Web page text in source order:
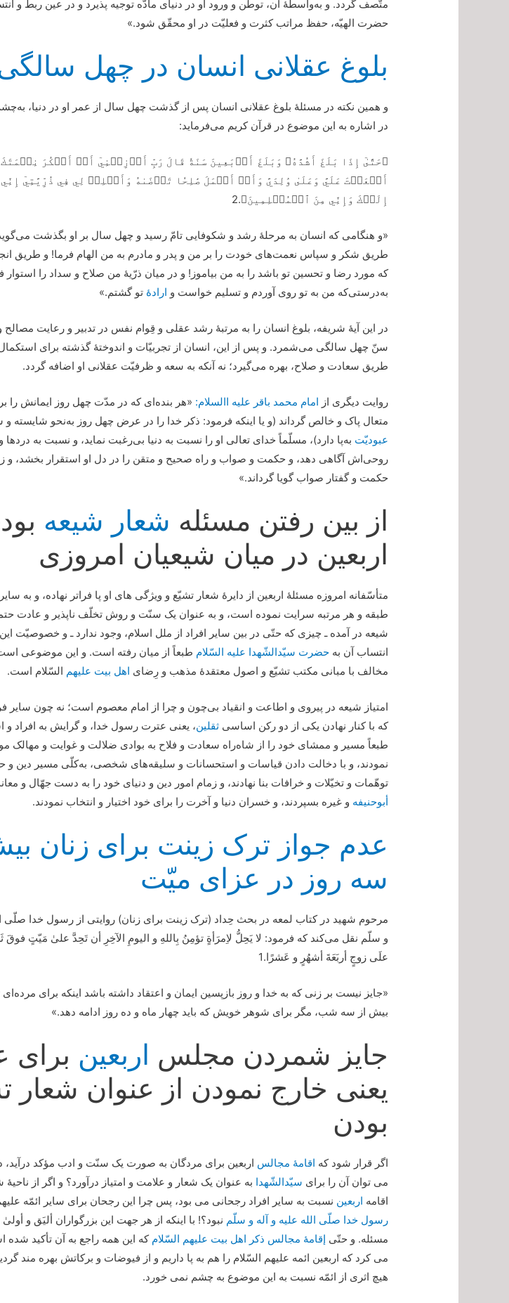
متّصف گردد. و به‌واسطۀ آن، توطّن و ورود او در دنیای مادّه توجیه پذیرد و در عین ربط و
حضرت الهیّه، حفظ مراتب کثرت و فعلیّت در او محقّق شود.»
بلوغ عقلانی انسان در چهل
و همین نکته در مسئلۀ بلوغ عقلانی انسان پس از گذشت چهل سال از عمر او در دنیا،
در اشاره به این موضوع در قرآن کریم می‌فرماید:
﴿حَتَّىٰٓ إِذَا بَلَغَ أَشُدَّهُۥ وَبَلَغَ أَرۡبَعِينَ سَنَةٗ قَالَ رَبِّ أَوۡزِعۡنِيٓ أَنۡ أَشۡكُرَ نِعۡمَتَكَ
أَنۡعَمۡتَ عَلَيَّ وَعَلَىٰ وَٰلِدَيَّ وَأَنۡ أَعۡمَلَ صَٰلِحٗا تَرۡضَىٰهُ وَأَصۡلِحۡ لِي فِي ذُرِّيَّتِيٓ
إِلَيۡكَ وَإِنِّي مِنَ ٱلۡمُسۡلِمِينَ﴾.2
«و هنگامی که انسان به مرحلۀ رشد و شکوفایی تامّ رسید و چهل سال بر او بگذشت می‌گوید:
طریق شکر و سپاس نعمت‌های خودت را بر من و پدر و مادرم به من الهام فرما! و طریق
که مورد رضا و تحسین تو باشد را به من بیاموز! و در میان ذرّیۀ من صلاح و سداد را استوار
به‌درستی‌که من به تو روی آوردم و تسلیم خواست و ارادۀ تو گشتم.»
در این آیۀ شریفه، بلوغ انسان را به مرتبۀ رشد عقلی و قِوام نفس در تدبیر و رعایت مصالح
سنّ چهل سالگی می‌شمرد. و پس از این، انسان از تجربیّات و اندوختۀ گذشته برای
طریق سعادت و صلاح، بهره می‌گیرد؛ نه آنکه به سعه و ظرفیّت عقلانی او اضافه گردد.
روایت دیگری از امام محمد باقر علیه االسلام: «هر بنده‌ای که در مدّت چهل روز ایمانش را
متعال پاک و خالص گرداند (و یا اینکه فرمود: ذکر خدا را در عرض چهل روز به‌نحو شایسته و
عبودیّت به‌پا دارد)، مسلّماً خدای تعالی او را نسبت به دنیا بی‌رغبت نماید، و نسبت به
روحی‌اش آگاهی دهد، و حکمت و صواب و راه صحیح و متقن را در دل او استقرار بخشد، و
حکمت و گفتار صواب گویا گرداند.»
از بین رفتن مسئله شعار شیعه
اربعین در میان شیعیان امروزی
متأسّفانه امروزه مسئلۀ اربعین از دایرۀ شعار تشیّع و ویژگی های او پا فراتر نهاده، و به سایر
طبقه و هر مرتبه سرایت نموده است، و به عنوان یک سنّت و روش تخلّف ناپذیر و عادت
شیعه در آمده ـ چیزی که حتّی در بین سایر افراد از ملل اسلام، وجود ندارد ـ و خصوصیّت
انتساب آن بهحضرت سیّدالشّهدا علیه السّلام طبعاً از میان رفته است. و این موضوعی
مخالف با مبانی مکتب تشیّع و اصول معتقدۀ مذهب و رِضای اهل بیت علیهم السّلام است.
امتیاز شیعه در پیروی و اطاعت و انقیاد بی‌چون و چرا از امام معصوم است؛ نه چون سایر
که با کنار نهادن یکی از دو رکن اساسیثقلین، یعنی عترت رسول خدا، و گرایش به افراد و
طبعاً مسیر و ممشای خود را از شاه‌راه سعادت و فلاح به بوادی ضلالت و غوایت و مهالک
نمودند، و با دخالت دادن قیاسات و استحسانات و سلیقه‌های شخصی، به‌کلّی مسیر دین و
توهّمات و تخیّلات و خرافات بنا نهادند، و زمام امور دین و دنیای خود را به دست جهّال و
أبوحنیفه و غیره بسپردند، و خسران دنیا و آخرت را برای خود اختیار و انتخاب نمودند.
عدم جواز ترک زینت برای زنان
سه روز در عزای میّت
مرحوم شهید در کتاب لمعه در بحث حِداد (ترک زینت برای زنان) روایتی از رسول خدا صلّی
و سلّم نقل می‌کند که فرمود: لا یَحِلُّ لاِمرَأةٍ‌ تؤمِنُ بِاللهِ و الیومِ الآخِرِ أن تَحِدَّ علیٰ مَیّتٍ فوقَ
علَی زوجٍ أربَعَةَ أشهُرٍ و عَشرًا.1
«جایز نیست بر زنی که به خدا و روز بازپسین ایمان و اعتقاد داشته باشد اینکه برای
بیش از سه شب، مگر برای شوهر خویش که باید چهار ماه و ده روز ادامه دهد.»
جایز شمردن مجلس اربعین برای
یعنی خارج نمودن از عنوان شعار
بودن
اگر قرار شود که اقامۀ مجالس اربعین برای مردگان به صورت یک سنّت و ادب مؤکد درآید،
می توان آن را برای سیّدالشّهدا به عنوان یک شعار و علامت و امتیاز درآورد؟ و اگر از
اقامه اربعین نسبت به سایر افراد رجحانی می بود، پس چرا این رجحان برای سایر ائمّه
رسول خدا صلّی الله علیه و آله و سلّم نبود؟! با اینکه از هر جهت این بزرگواران ألیَق و أولیٰ
مسئله. و حتّی إقامۀ مجالس ذکر اهل بیت علیهم السّلام که این همه راجع به آن تأکید شده
می کرد که اربعین ائمه علیهم السّلام را هم به پا داریم و از فیوضات و برکاتش بهره مند
هیچ اثری از ائمّه نسبت به این موضوع به چشم نمی خورد.